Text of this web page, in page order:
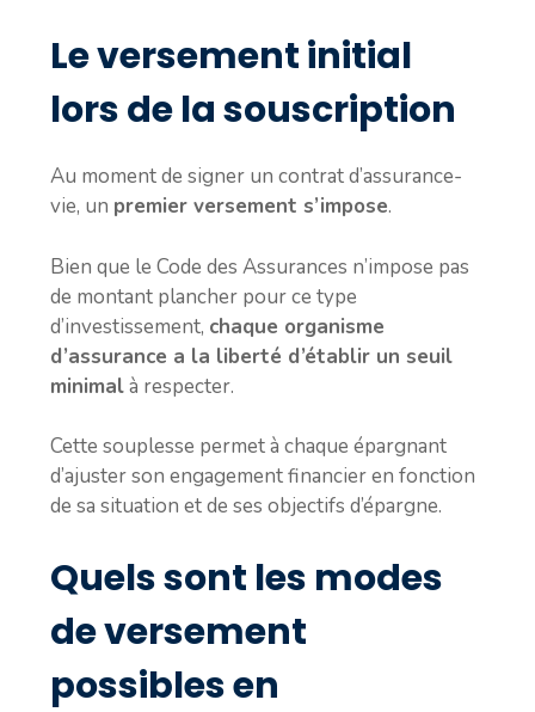
Le versement initial
lors de la souscription
Au moment de signer un contrat d’assurance-
vie, un premier versement s’impose.
Bien que le Code des Assurances n’impose pas
de montant plancher pour ce type
d’investissement, chaque organisme
d’assurance a la liberté d’établir un seuil
minimalà respecter.
Cette souplesse permet à chaque épargnant
d’ajuster son engagement financier en fonction
de sa situation et de ses objectifs d’épargne.
Quels sont les modes
de versement
possibles en